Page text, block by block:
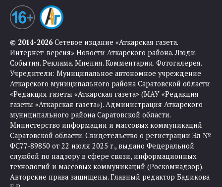
© 2014-2026Сетевое издание «Аткарская газета.
Интернет-версия» Новости Аткарского района. Люди.
События. Реклама. Мнения. Комментарии. Фотогалерея.
Учредители: Муниципальное автономное учреждение
Аткарского муниципального района Саратовской области
«Редакция газеты «Аткарская газета» (МАУ «Редакция
газеты «Аткарская газета»). Администрация Аткарского
муниципального района Саратовской области.
Министерство информации и массовых коммуникаций
Саратовской области. Свидетельство о регистрации Эл №
ФС77-89850 от 22 июля 2025 г., выдано Федеральной
службой по надзору в сфере связи, информационных
технологий и массовых коммуникаций (Роскомнадзор).
Авторские права защищены. Главный редактор Бадикова